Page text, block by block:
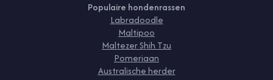
Populaire hondenrassen
Labradoodle
Maltipoo
Maltezer Shih Tzu
Pomeriaan
Australische herder